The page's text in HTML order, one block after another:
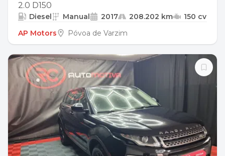
2.0 D150
Diesel Manual 2017 208.202 km
150 cv
AP Motors
Póvoa de Varzim